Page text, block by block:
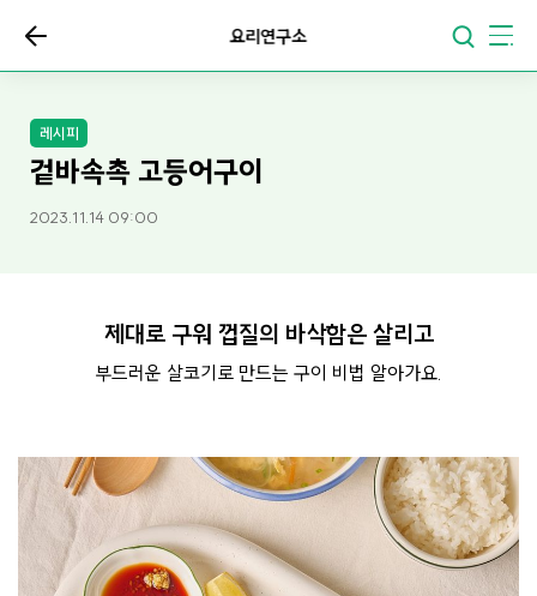
요리연구소
레시피
겉바속촉 고등어구이
2023.11.14 09:00
제대로 구워 껍질의 바삭함은 살리고
부드러운 살코기로 만드는 구이 비법 알아가요.